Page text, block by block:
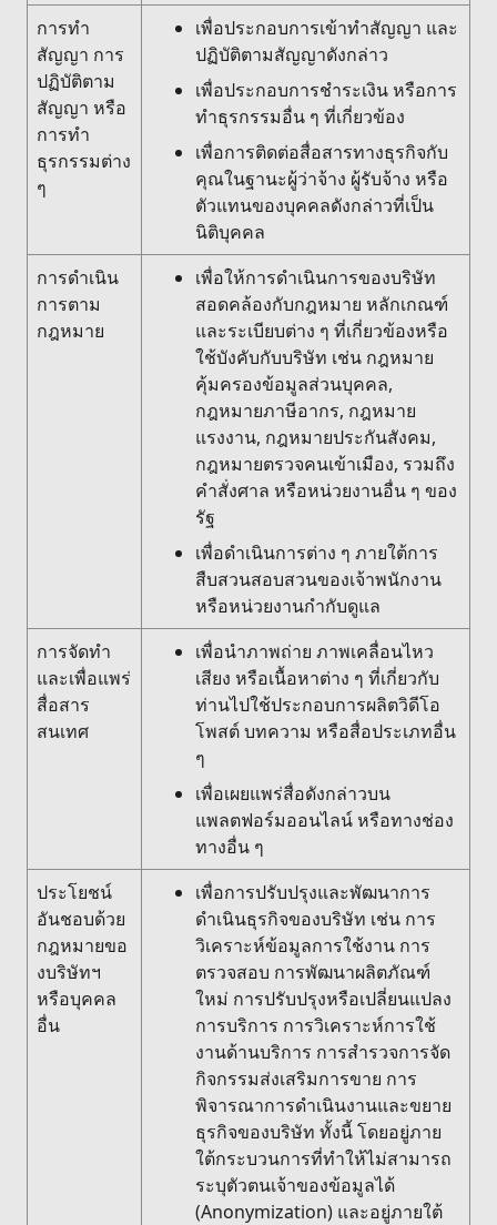
การทำ
สัญญา การ
ปฏิบัติตาม
สัญญา หรือ
การทำ
ธุรกรรมต่าง
ๆ
เพื่อประกอบการเข้าทำสัญญา และ
ปฏิบัติตามสัญญาดังกล่าว
เพื่อประกอบการชำระเงิน หรือการ
ทำธุรกรรมอื่น ๆ ที่เกี่ยวข้อง
เพื่อการติดต่อสื่อสารทางธุรกิจกับ
คุณในฐานะผู้ว่าจ้าง ผู้รับจ้าง หรือ
ตัวแทนของบุคคลดังกล่าวที่เป็น
นิติบุคคล
การดำเนิน
การตาม
กฎหมาย
เพื่อให้การดำเนินการของบริษัท
สอดคล้องกับกฎหมาย หลักเกณฑ์
และระเบียบต่าง ๆ ที่เกี่ยวข้องหรือ
ใช้บังคับกับบริษัท เช่น กฎหมาย
คุ้มครองข้อมูลส่วนบุคคล,
กฎหมายภาษีอากร, กฎหมาย
แรงงาน, กฎหมายประกันสังคม,
กฎหมายตรวจคนเข้าเมือง, รวมถึง
คำสั่งศาล หรือหน่วยงานอื่น ๆ ของ
รัฐ
เพื่อดำเนินการต่าง ๆ ภายใต้การ
สืบสวนสอบสวนของเจ้าพนักงาน
หรือหน่วยงานกำกับดูแล
การจัดทำ
และเพื่อแพร่
สื่อสาร
สนเทศ
เพื่อนำภาพถ่าย ภาพเคลื่อนไหว
เสียง หรือเนื้อหาต่าง ๆ ที่เกี่ยวกับ
ท่านไปใช้ประกอบการผลิตวิดีโอ
โพสต์ บทความ หรือสื่อประเภทอื่น
ๆ
เพื่อเผยแพร่สื่อดังกล่าวบน
แพลตฟอร์มออนไลน์ หรือทางช่อง
ทางอื่น ๆ
ประโยชน์
อันชอบด้วย
กฎหมายขอ
งบริษัทฯ
หรือบุคคล
อื่น
เพื่อการปรับปรุงและพัฒนาการ
ดำเนินธุรกิจของบริษัท เช่น การ
วิเคราะห์ข้อมูลการใช้งาน การ
ตรวจสอบ การพัฒนาผลิตภัณฑ์
ใหม่ การปรับปรุงหรือเปลี่ยนแปลง
การบริการ การวิเคราะห์การใช้
งานด้านบริการ การสำรวจการจัด
กิจกรรมส่งเสริมการขาย การ
พิจารณาการดำเนินงานและขยาย
ธุรกิจของบริษัท ทั้งนี้ โดยอยู่ภาย
ใต้กระบวนการที่ทำให้ไม่สามารถ
ระบุตัวตนเจ้าของข้อมูลได้
(Anonymization) และอยู่ภายใต้